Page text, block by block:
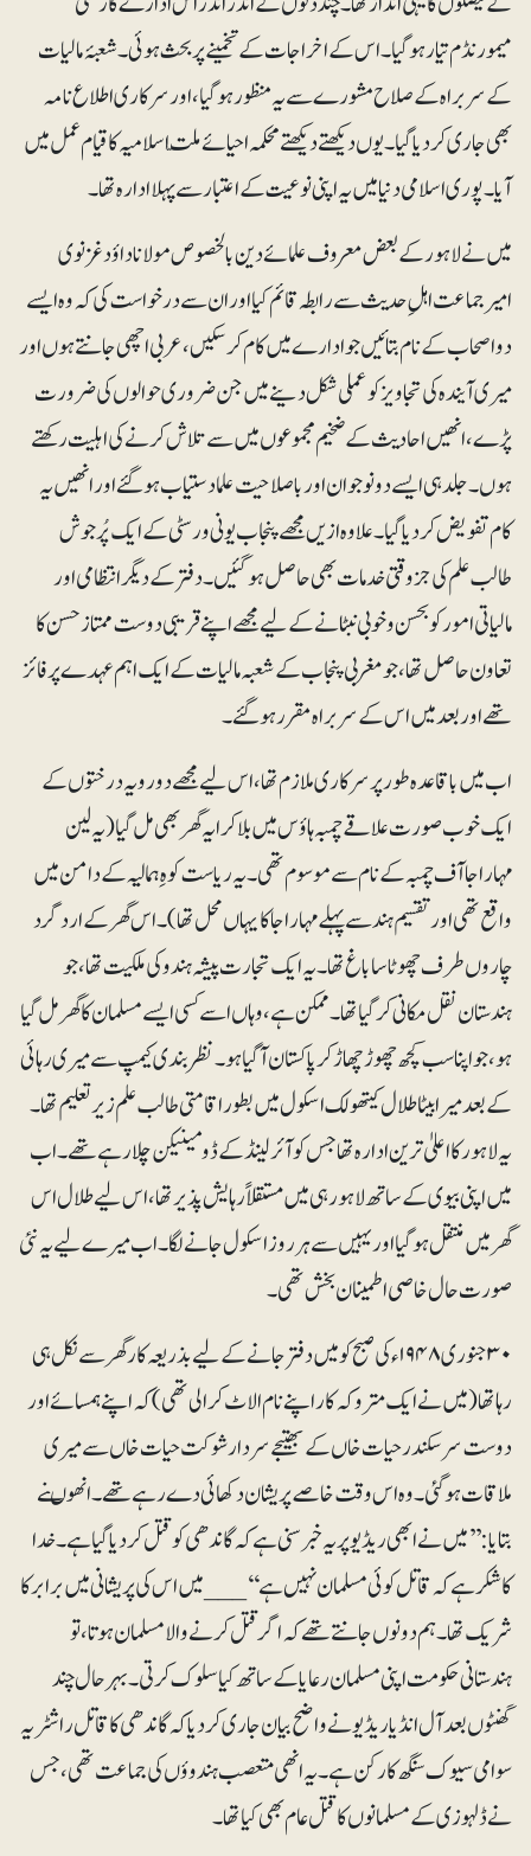
میمورنڈم تیار ہوگیا۔ اس کے اخراجات کے تخمینے پر بحث ہوئی۔ شعبۂ مالیات
کے سربراہ کے صلاح مشورے سے یہ منظور ہوگیا، اور سرکاری اطلاع نامہ
بھی جاری کر دیا گیا۔ یوں دیکھتے دیکھتے محکمہ احیائے ملّت اسلامیہ کا قیام عمل میں
آیا۔ پوری اسلامی دنیا میں یہ اپنی نوعیت کے اعتبار سے پہلا ادارہ تھا۔
میں نے لاہور کے بعض معروف علمائے دین بالخصوص مولانا داؤد غزنوی
امیرجماعت اہلِ حدیث سے رابطہ قائم کیا اور ان سے درخواست کی کہ وہ ایسے
دو اصحاب کے نام بتائیں جو ادارے میں کام کرسکیں، عربی اچھی جانتے ہوں اور
میری آیندہ کی تجاویز کو عملی شکل دینے میں جن ضروری حوالوں کی ضرورت
پڑے، انھیں احادیث کے ضخیم مجموعوں میں سے تلاش کرنے کی اہلیت رکھتے
ہوں۔ جلد ہی ایسے دو نوجوان اور باصلاحیت علما دستیاب ہوگئے اور انھیں یہ
کام تفویض کردیا گیا۔ علاوہ ازیں مجھے پنجاب یونی ورسٹی کے ایک پُرجوش
طالب علم کی جزوقتی خدمات بھی حاصل ہوگئیں۔ دفتر کے دیگر انتظامی اور
مالیاتی امور کو بحسن و خوبی نبٹانے کے لیے مجھے اپنے قریبی دوست ممتاز حسن کا
تعاون حاصل تھا، جو مغربی پنجاب کے شعبہ مالیات کے ایک اہم عہدے پر فائز
تھے اور بعد میں اس کے سربراہ مقرر ہوگئے۔
اب میں باقاعدہ طور پر سرکاری ملازم تھا، اس لیے مجھے دو رویہ درختوں کے
ایک خوب صورت علاقے چمبہ ہاؤس میں بلاکرایہ گھر بھی مل گیا (یہ لین
مہاراجا آف چمبہ کے نام سے موسوم تھی۔ یہ ریاست کوہِ ہمالیہ کے دامن میں
واقع تھی اور تقسیم ہند سے پہلے مہاراجا کا یہاں محل تھا)۔ اس گھر کے اردگرد
چاروں طرف چھوٹا سا باغ تھا۔ یہ ایک تجارت پیشہ ہندو کی ملکیت تھا، جو
ہندستان نقل مکانی کر گیا تھا۔ ممکن ہے،وہاں اسے کسی ایسے مسلمان کا گھر مل گیا
ہو، جو اپنا سب کچھ چھوڑچھاڑ کر پاکستان آگیا ہو۔ نظربندی کیمپ سے میری رہائی
کے بعد میرا بیٹا طلال کیتھولک اسکول میں بطور اقامتی طالب علم زیرتعلیم تھا۔
یہ لاہور کا اعلیٰ ترین ادارہ تھا جس کو آئرلینڈ کے ڈومینیکن چلا رہے تھے۔ اب
میں اپنی بیوی کے ساتھ لاہور ہی میں مستقلاً رہایش پذیر تھا،اس لیے طلال اس
گھر میں منتقل ہوگیا اور یہیں سے ہر روز اسکول جانے لگا۔ اب میرے لیے یہ نئی
صورت حال خاصی اطمینان بخش تھی۔
۳۰ جنوری ۱۹۴۸ء کی صبح کو میں دفتر جانے کے لیے بذریعہ کار گھر سے نکل ہی
رہا تھا (میں نے ایک متروکہ کار اپنے نام الاٹ کرا لی تھی) کہ اپنے ہمسائے اور
دوست سرسکندر حیات خاں کے بھتیجے سردار شوکت حیات خاں سے میری
ملاقات ہوگئی۔ وہ اس وقت خاصے پریشان دکھائی دے رہے تھے۔ انھوںنے
بتایا: ’’میں نے ابھی ریڈیو پر یہ خبر سنی ہے کہ گاندھی کو قتل کردیا گیا ہے۔ خدا
کاشکر ہے کہ قاتل کوئی مسلمان نہیں ہے‘‘ ___ میں اس کی پریشانی میں برابر کا
شریک تھا۔ ہم دونوں جانتے تھے کہ اگر قتل کرنے والا مسلمان ہوتا، تو
ہندستانی حکومت اپنی مسلمان رعایا کے ساتھ کیا سلوک کرتی۔ بہرحال چند
گھنٹوں بعد آل انڈیا ریڈیو نے واضح بیان جاری کردیا کہ گاندھی کا قاتل راشٹریہ
سوامی سیوک سنگھ کا رکن ہے۔ یہ انھی متعصب ہندوؤں کی جماعت تھی، جس
نے ڈلہوزی کے مسلمانوں کا قتل عام بھی کیا تھا۔